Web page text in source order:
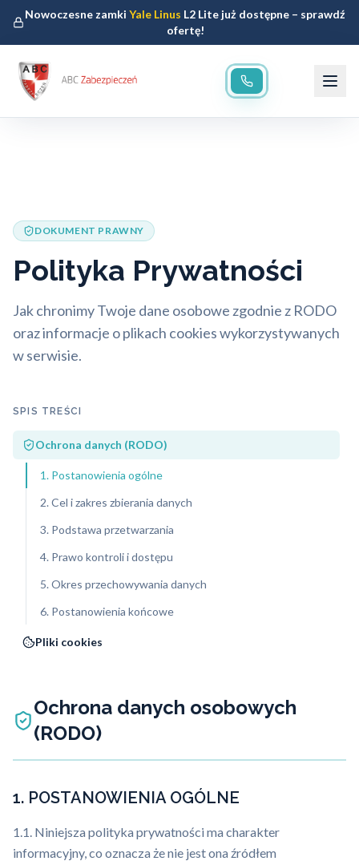
Nowoczesne zamkiYale Linus L2 Lite już dostępne – sprawdź
ofertę!
DOKUMENT PRAWNY
Polityka Prywatności
Jak chronimy Twoje dane osobowe zgodnie z RODO
oraz informacje o plikach cookies wykorzystywanych
w serwisie.
SPIS TREŚCI
Ochrona danych (RODO)
1. Postanowienia ogólne
2. Cel i zakres zbierania danych
3. Podstawa przetwarzania
4. Prawo kontroli i dostępu
5. Okres przechowywania danych
6. Postanowienia końcowe
Pliki cookies
Ochrona danych osobowych
(RODO)
1. POSTANOWIENIA OGÓLNE
1.1. Niniejsza polityka prywatności ma charakter
informacyjny, co oznacza że nie jest ona źródłem